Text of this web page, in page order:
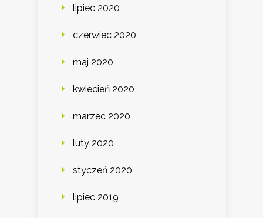
lipiec 2020
czerwiec 2020
maj 2020
kwiecień 2020
marzec 2020
luty 2020
styczeń 2020
lipiec 2019